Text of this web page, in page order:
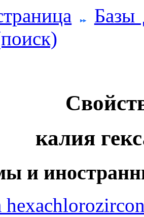
Базы
калия
и